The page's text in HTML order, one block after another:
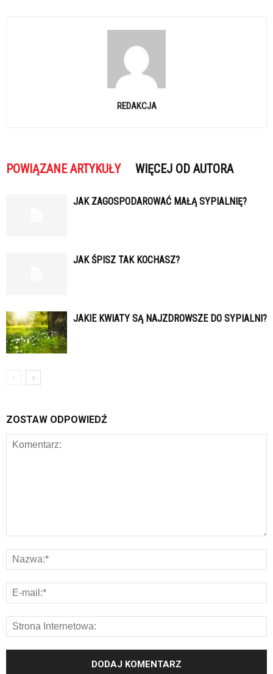
REDAKCJA
POWIĄZANE ARTYKUŁY WIĘCEJ OD AUTORA
JAK ZAGOSPODAROWAĆ MAŁĄ SYPIALNIĘ?
JAK ŚPISZ TAK KOCHASZ?
JAKIE KWIATY SĄ NAJZDROWSZE DO SYPIALNI?
ZOSTAW ODPOWIEDŹ